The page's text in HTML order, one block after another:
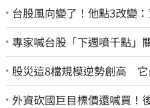
台股風向變了！他點3改變
專家喊台股「下週噴千點」
股災這8檔規模逆勢創高 它
外資砍國巨目標價還喊買！